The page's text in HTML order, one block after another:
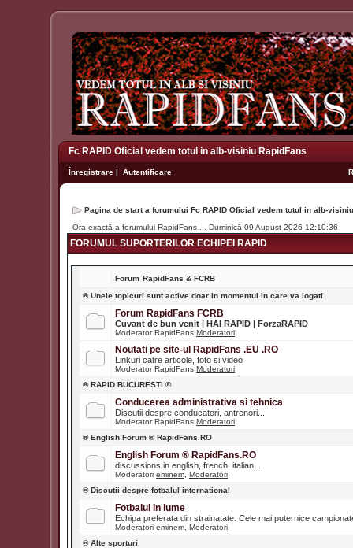
Fc RAPID Oficial vedem totul in alb-visiniu RapidFans
Înregistrare | Autentificare
Pagina de start a forumului Fc RAPID Oficial vedem totul in alb-
Ora exactă a forumului RapidFans ... Duminică 09 August 2026 12:10:36
FORUMUL SUPORTERILOR ECHIPEI RAPID
Forum RapidFans & FCRB
® Unele topicuri sunt active doar in momentul in care va logati
Forum RapidFans FCRB
Cuvant de bun venit | HAI RAPID | ForzaRAPID
Moderator RapidFans Moderatori
Noutati pe site-ul RapidFans .EU .RO
Linkuri catre articole, foto si video
Moderator RapidFans Moderatori
® RAPID BUCURESTI ®
Conducerea administrativa si tehnica
Discutii despre conducatori, antrenori...
Moderator RapidFans Moderatori
® English Forum ® RapidFans.RO
English Forum ® RapidFans.RO
discussions in english, french, italian...
Moderatori eminem Moderatori
® Discutii despre fotbalul international
Fotbalul in lume
Echipa preferata din strainatate. Cele mai puternice
Moderatori eminem Moderatori
® Alte sporturi